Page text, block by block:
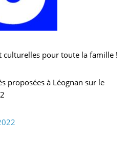
culturelles pour toute la famille !
proposées à Léognan sur le